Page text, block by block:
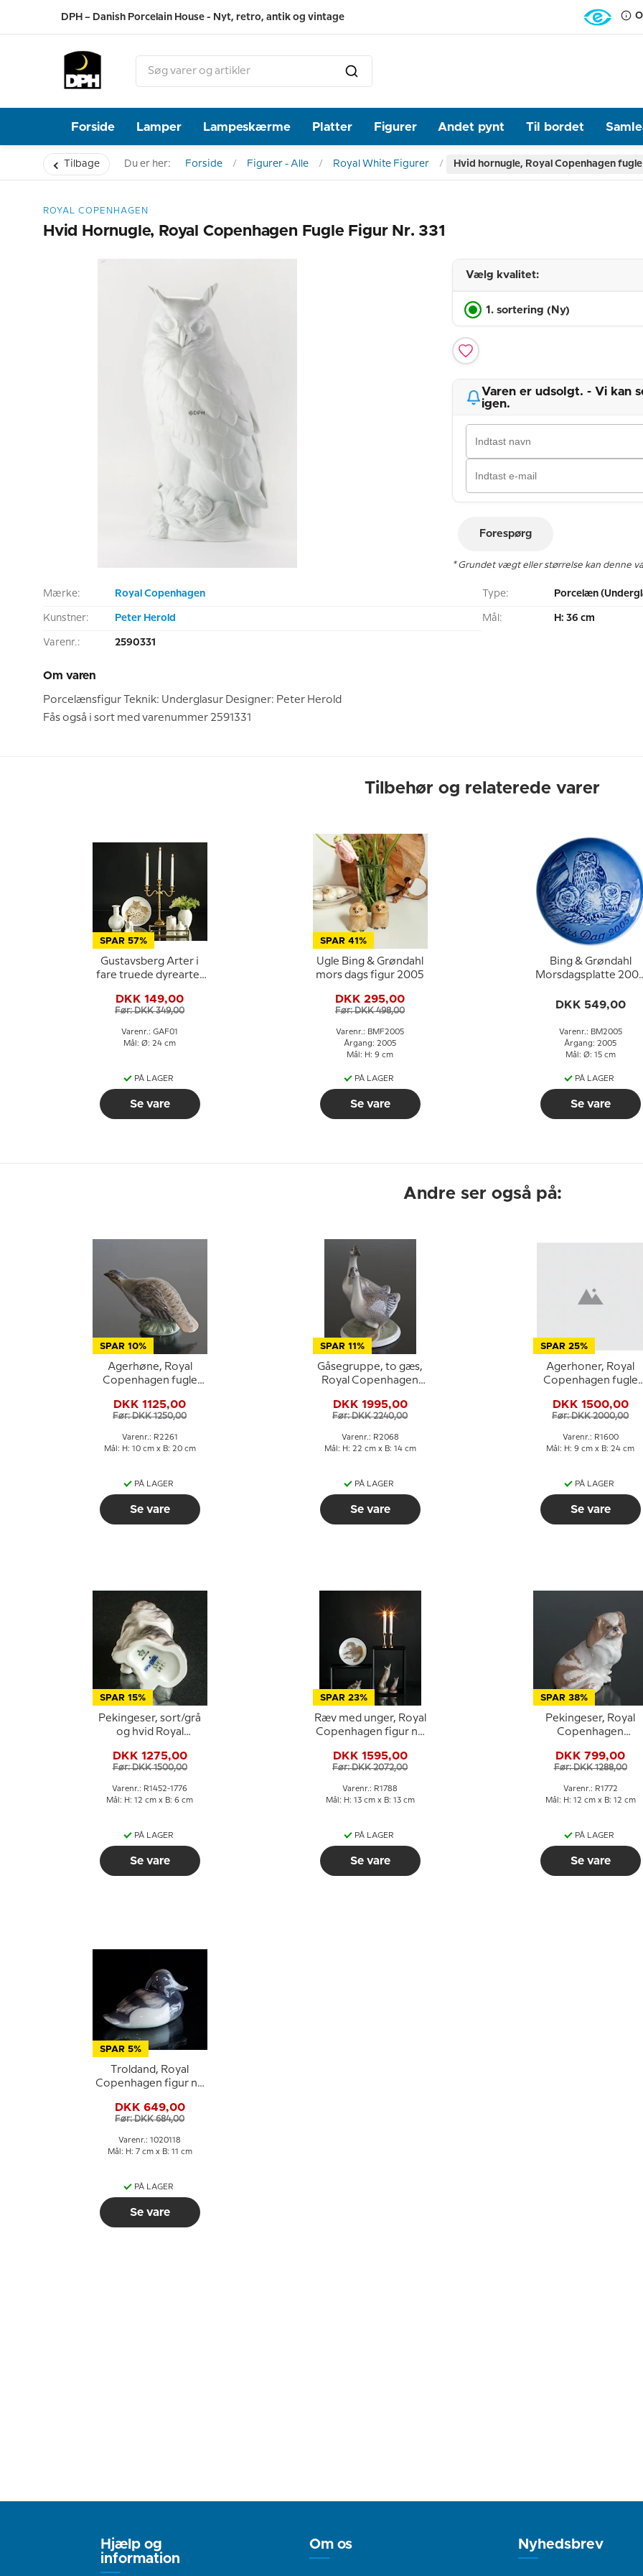
DPH – Danish Porcelain House - Nyt, retro, antik og vintage
Forside Lamper Lampeskærme Platter Figurer Andet pynt Til bordet
Tilbage Du er her: Forside Figurer - Alle Royal White Figurer Hvid hornugle, Royal Copenhagen
ROYAL COPENHAGEN
Hvid Hornugle, Royal Copenhagen Fugle Figur Nr. 331
Vælg kvalitet:
1. sortering (Ny)
Varen er udsolgt. - Vi kan
igen.
Forespørg
* Grundet vægt eller størrelse kan denne
Mærke: Royal Copenhagen
Kunstner: Peter Herold
Varenr.: 2590331
Type: Porcelæn
Mål: H: 36 cm
Om varen
Porcelænsfigur Teknik: Underglasur Designer: Peter Herold
Fås også i sort med varenummer 2591331
Tilbehør og relaterede varer
SPAR 57%
Gustavsberg Arter i
fare truede dyrearter
DKK 149,00
Før: DKK 349,00
Varenr.: GAF01
Mål: Ø: 24 cm
PÅ LAGER
Se vare
SPAR 41%
Ugle Bing & Grøndahl
mors dags figur 2005
DKK 295,00
Før: DKK 498,00
Varenr.: BMF2005
Årgang: 2005
Mål: H: 9 cm
PÅ LAGER
Se vare
Bing & Grøndahl
Morsdagsplatte
DKK 549,00
Varenr.: BM2005
Årgang: 2005
Mål: Ø: 15 cm
PÅ LAGER
Se vare
Andre ser også på:
SPAR 10%
Agerhøne, Royal
Copenhagen fugle
DKK 1125,00
Før: DKK 1250,00
Varenr.: R2261
Mål: H: 10 cm x B: 20 cm
PÅ LAGER
Se vare
SPAR 11%
Gåsegruppe, to gæs,
Royal Copenhagen
DKK 1995,00
Før: DKK 2240,00
Varenr.: R2068
Mål: H: 22 cm x B: 14 cm
PÅ LAGER
Se vare
SPAR 25%
Agerhoner, Royal
Copenhagen fugle
- 1922-1935) (lille
slibning på halefjer)
DKK 1500,00
Før: DKK 2000,00
Varenr.: R1600
Mål: H: 9 cm x B: 24 cm
PÅ LAGER
Se vare
SPAR 15%
Pekingeser, sort/grå
og hvid Royal
hund nr. 1452-1776
(1894-1922)
DKK 1275,00
Før: DKK 1500,00
Varenr.: R1452-1776
Mål: H: 12 cm x B: 6 cm
PÅ LAGER
Se vare
SPAR 23%
Ræv med unger, Royal
Copenhagen figur nr.
DKK 1595,00
Før: DKK 2072,00
Varenr.: R1788
Mål: H: 13 cm x B: 13 cm
PÅ LAGER
Se vare
SPAR 38%
Pekingeser, Royal
Copenhagen
DKK 799,00
Før: DKK 1288,00
Varenr.: R1772
Mål: H: 12 cm x B: 12 cm
PÅ LAGER
Se vare
SPAR 5%
Troldand, Royal
Copenhagen figur nr.
DKK 649,00
Før: DKK 684,00
Varenr.: 1020118
Mål: H: 7 cm x B: 11 cm
PÅ LAGER
Se vare
Hjælp og
information
Om os Nyhedsbrev